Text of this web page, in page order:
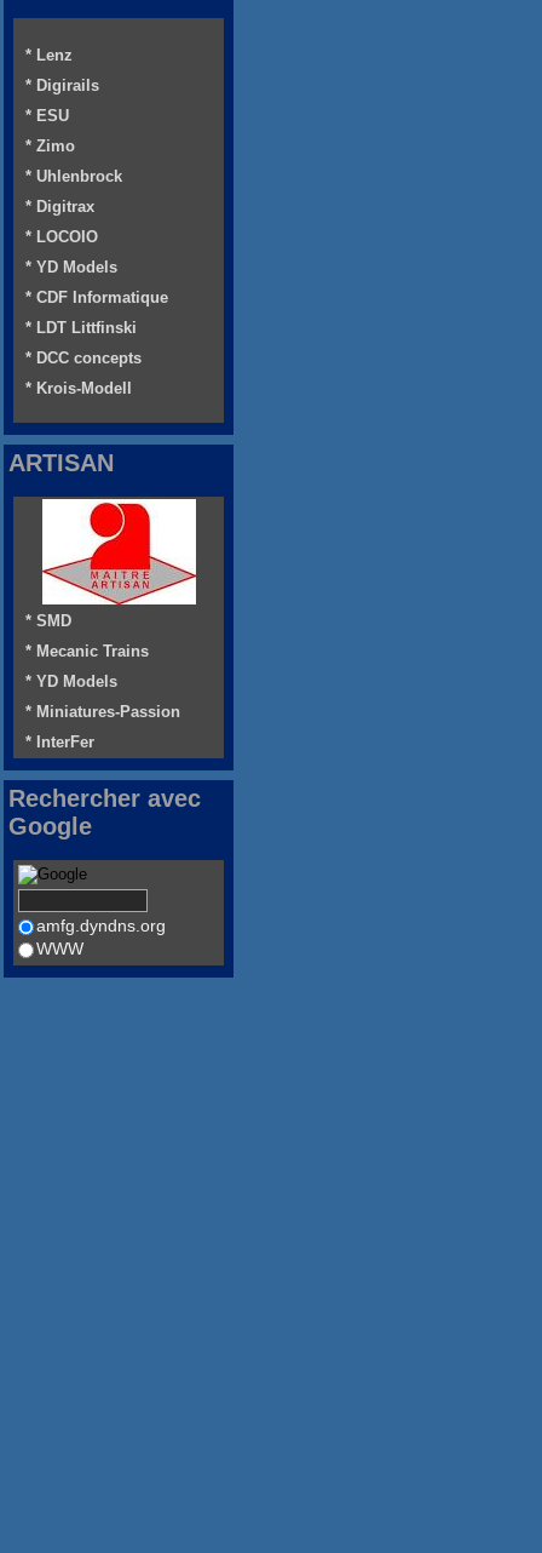
* Lenz
* Digirails
* ESU
* Zimo
* Uhlenbrock
* Digitrax
* LOCOIO
* YD Models
* CDF Informatique
* LDT Littfinski
* DCC concepts
* Krois-Modell
ARTISAN
* SMD
* Mecanic Trains
* YD Models
* Miniatures-Passion
* InterFer
Rechercher avec
Google
amfg.dyndns.org
WWW